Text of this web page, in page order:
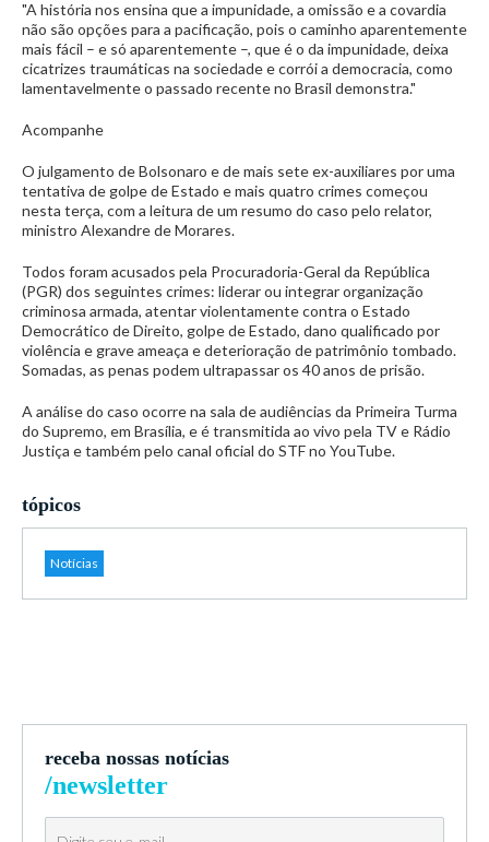
"A história nos ensina que a impunidade, a omissão e a covardia
não são opções para a pacificação, pois o caminho aparentemente
mais fácil – e só aparentemente –, que é o da impunidade, deixa
cicatrizes traumáticas na sociedade e corrói a democracia, como
lamentavelmente o passado recente no Brasil demonstra."
Acompanhe
O julgamento de Bolsonaro e de mais sete ex-auxiliares por uma
tentativa de golpe de Estado e mais quatro crimes começou
nesta terça, com a leitura de um resumo do caso pelo relator,
ministro Alexandre de Morares.
Todos foram acusados pela Procuradoria-Geral da República
(PGR) dos seguintes crimes: liderar ou integrar organização
criminosa armada, atentar violentamente contra o Estado
Democrático de Direito, golpe de Estado, dano qualificado por
violência e grave ameaça e deterioração de patrimônio tombado.
Somadas, as penas podem ultrapassar os 40 anos de prisão.
A análise do caso ocorre na sala de audiências da Primeira Turma
do Supremo, em Brasília, e é transmitida ao vivo pela TV e Rádio
Justiça e também pelo canal oficial do STF no YouTube.
tópicos
Notícias
receba nossas notícias
/newsletter